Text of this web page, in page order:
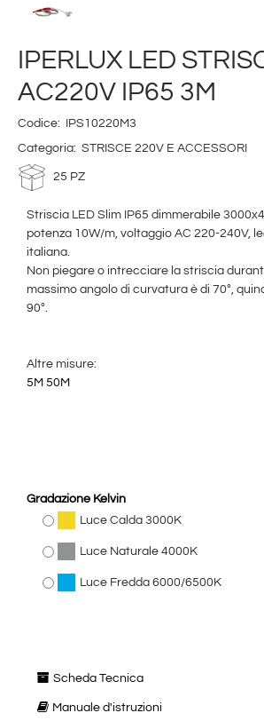
IPERLUX LED
AC220V IP65 3M
Codice: IPS10220M3
Categoria: STRISCE 220V E ACCESSORI
25 PZ
Striscia LED Slim IP65 dimmerabile
potenza 10W/m, voltaggio AC 220-240V,
italiana.
Non piegare o intrecciare la striscia
massimo angolo di curvatura è di 70°,
90°.
Altre misure:
5M 50M
Gradazione Kelvin
Luce Calda 3000K
Luce Naturale 4000K
Luce Fredda 6000/6500K
Scheda Tecnica
Manuale d'istruzioni